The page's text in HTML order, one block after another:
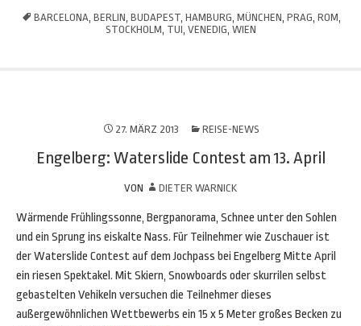
BARCELONA, BERLIN, BUDAPEST, HAMBURG, MÜNCHEN, PRAG, ROM,
STOCKHOLM, TUI, VENEDIG, WIEN
27. MÄRZ 2013 REISE-NEWS
Engelberg: Waterslide Contest am 13. April
VON DIETER WARNICK
Wärmende Frühlingssonne, Bergpanorama, Schnee unter den Sohlen
und ein Sprung ins eiskalte Nass. Für Teilnehmer wie Zuschauer ist
der Waterslide Contest auf dem Jochpass bei Engelberg Mitte April
ein riesen Spektakel. Mit Skiern, Snowboards oder skurrilen selbst
gebastelten Vehikeln versuchen die Teilnehmer dieses
außergewöhnlichen Wettbewerbs ein 15 x 5 Meter großes Becken zu